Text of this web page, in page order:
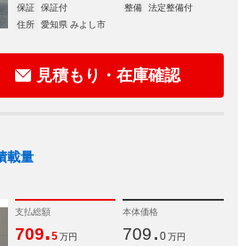
保証
保証付 整備
法定整備付
住所
愛知県 みよし市
見積もり・在庫確認
載量
支払総額
709.5 万円
本体価格
709. 0 万円